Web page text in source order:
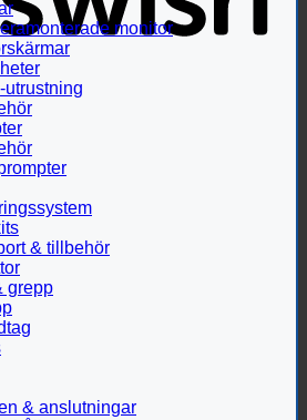
monitor
utrustning
& tillbehör
grepp
& anslutningar